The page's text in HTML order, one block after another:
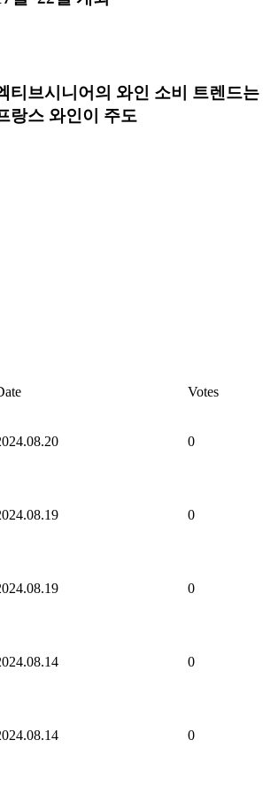
티브시니어의 와인 소비 트렌드는
랑스 와인이 주도
Votes
0
0
0
0
0